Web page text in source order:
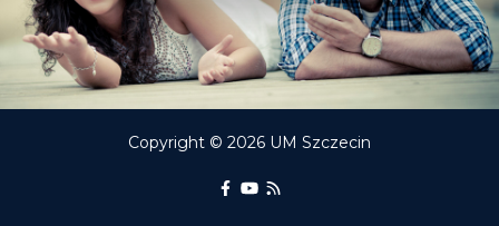
Copyright © 2026 UM Szczecin
Portal Edukacyjny na Facebooku
kanał Youtube Portalu